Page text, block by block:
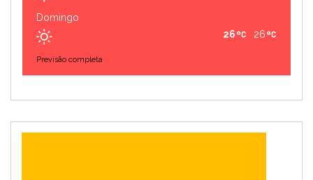
Domingo
26
26
Previsão completa